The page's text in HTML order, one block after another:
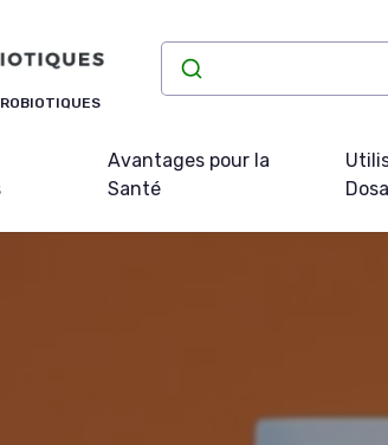
Avantages pour la
Santé